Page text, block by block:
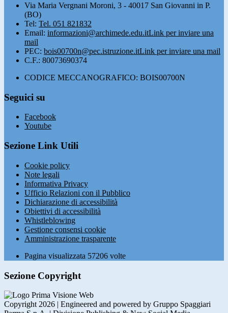
Via Maria Vergnani Moroni, 3 - 40017 San Giovanni in P.
(BO)
Tel: Tel. 051 821832
Email: informazioni@archimede.edu.itLink per inviare una
mail
PEC: bois00700n@pec.istruzione.itLink per inviare una mail
C.F.: 80073690374
CODICE MECCANOGRAFICO: BOIS00700N
Seguici su
Facebook
Youtube
Sezione Link Utili
Cookie policy
Note legali
Informativa Privacy
Ufficio Relazioni con il Pubblico
Dichiarazione di accessibilità
Obiettivi di accessibilità
Whistleblowing
Gestione consensi cookie
Amministrazione trasparente
Pagina visualizzata 57206 volte
Sezione Copyright
Copyright 2026 | Engineered and powered by Gruppo Spaggiari